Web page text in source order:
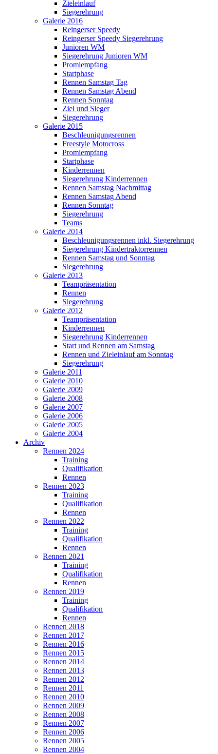
Zieleinlauf
Siegerehrung
Galerie 2016
Reingerser Speedy
Reingerser Speedy Siegerehrung
Junioren WM
Siegerehrung Junioren WM
Promiempfang
Startphase
Rennen Samstag Tag
Rennen Samstag Abend
Rennen Sonntag
Ziel und Sieger
Siegerehrung
Galerie 2015
Beschleunigungsrennen
Freestyle Motocross
Promiempfang
Startphase
Kinderrennen
Siegerehrung Kinderrennen
Rennen Samstag Nachmittag
Rennen Samstag Abend
Rennen Sonntag
Siegerehrung
Teams
Galerie 2014
Beschleunigungsrennen inkl. Siegerehrung
Siegerehrung Kindertraktorrennen
Rennen Samstag und Sonntag
Siegerehrung
Galerie 2013
Teampräsentation
Rennen
Siegerehrung
Galerie 2012
Teampräsentation
Kinderrennen
Siegerehrung Kinderrennen
Start und Rennen am Samstag
Rennen und Zieleinlauf am Sonntag
Siegerehrung
Galerie 2011
Galerie 2010
Galerie 2009
Galerie 2008
Galerie 2007
Galerie 2006
Galerie 2005
Galerie 2004
Archiv
Rennen 2024
Training
Qualifikation
Rennen
Rennen 2023
Training
Qualifikation
Rennen
Rennen 2022
Training
Qualifikation
Rennen
Rennen 2021
Training
Qualifikation
Rennen
Rennen 2019
Training
Qualifikation
Rennen
Rennen 2018
Rennen 2017
Rennen 2016
Rennen 2015
Rennen 2014
Rennen 2013
Rennen 2012
Rennen 2011
Rennen 2010
Rennen 2009
Rennen 2008
Rennen 2007
Rennen 2006
Rennen 2005
Rennen 2004